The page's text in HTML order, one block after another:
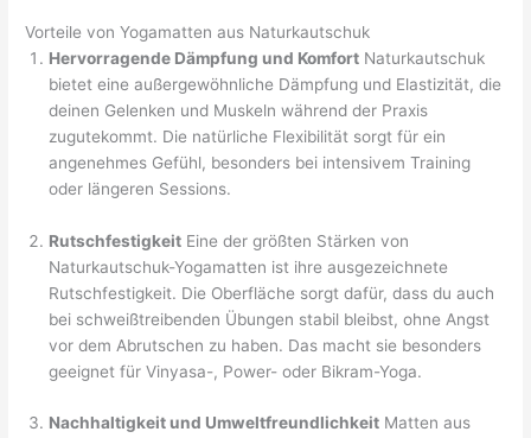
Vorteile von Yogamatten aus Naturkautschuk
Hervorragende Dämpfung und Komfort Naturkautschuk
bietet eine außergewöhnliche Dämpfung und Elastizität, die
deinen Gelenken und Muskeln während der Praxis
zugutekommt. Die natürliche Flexibilität sorgt für ein
angenehmes Gefühl, besonders bei intensivem Training
oder längeren Sessions.
Rutschfestigkeit Eine der größten Stärken von
Naturkautschuk-Yogamatten ist ihre ausgezeichnete
Rutschfestigkeit. Die Oberfläche sorgt dafür, dass du auch
bei schweißtreibenden Übungen stabil bleibst, ohne Angst
vor dem Abrutschen zu haben. Das macht sie besonders
geeignet für Vinyasa-, Power- oder Bikram-Yoga.
Nachhaltigkeit und Umweltfreundlichkeit Matten aus